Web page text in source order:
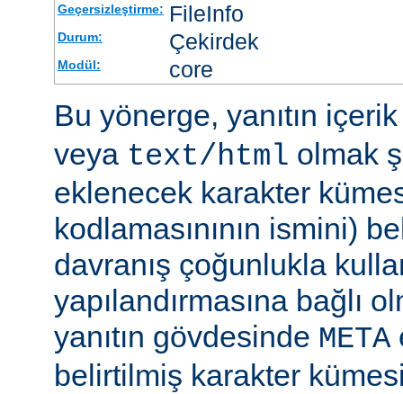
Geçersizleştirme: FileInfo
Durum: Çekirdek
Modül: core
Bu yönerge, yanıtın
veya text/html olmak
eklenecek karakter
kodlamasınının ismini)
davranış çoğunlukla
yapılandırmasına bağlı
yanıtın gövdesinde META
belirtilmiş karakter